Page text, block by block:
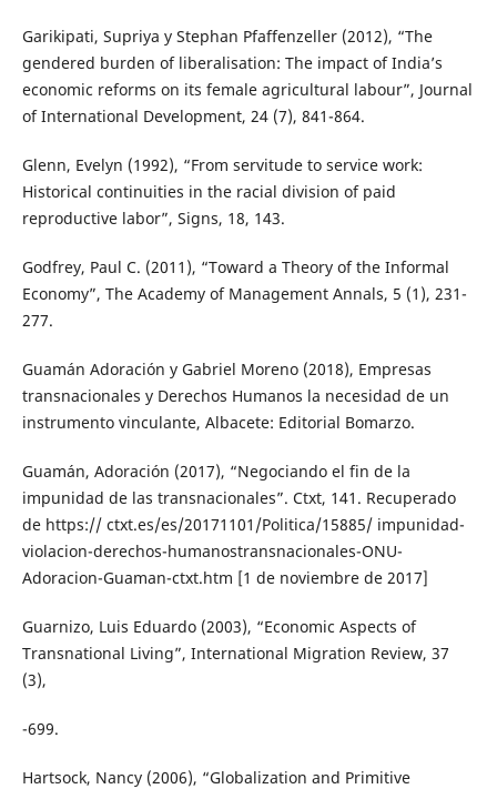
Garikipati, Supriya y Stephan Pfaffenzeller (2012), “The
gendered burden of liberalisation: The impact of India’s
economic reforms on its female agricultural labour”, Journal
of International Development, 24 (7), 841-864.
Glenn, Evelyn (1992), “From servitude to service work:
Historical continuities in the racial division of paid
reproductive labor”, Signs, 18, 143.
Godfrey, Paul C. (2011), “Toward a Theory of the Informal
Economy”, The Academy of Management Annals, 5 (1), 231-
277.
Guamán Adoración y Gabriel Moreno (2018), Empresas
transnacionales y Derechos Humanos la necesidad de un
instrumento vinculante, Albacete: Editorial Bomarzo.
Guamán, Adoración (2017), “Negociando el fin de la
impunidad de las transnacionales”. Ctxt, 141. Recuperado
de https:// ctxt.es/es/20171101/Politica/15885/ impunidad-
violacion-derechos-humanostransnacionales-ONU-
Adoracion-Guaman-ctxt.htm [1 de noviembre de 2017]
Guarnizo, Luis Eduardo (2003), “Economic Aspects of
Transnational Living”, International Migration Review, 37
(3),
-699.
Hartsock, Nancy (2006), “Globalization and Primitive